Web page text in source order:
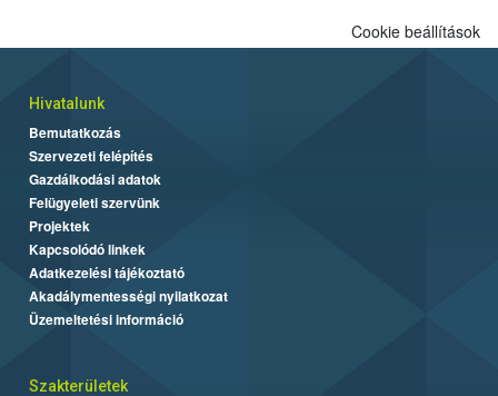
Cookie beállítások
Hivatalunk
Bemutatkozás
Szervezeti felépítés
Gazdálkodási adatok
Felügyeleti szervünk
Projektek
Kapcsolódó linkek
Adatkezelési tájékoztató
Akadálymentességi nyilatkozat
Üzemeltetési információ
Szakterületek